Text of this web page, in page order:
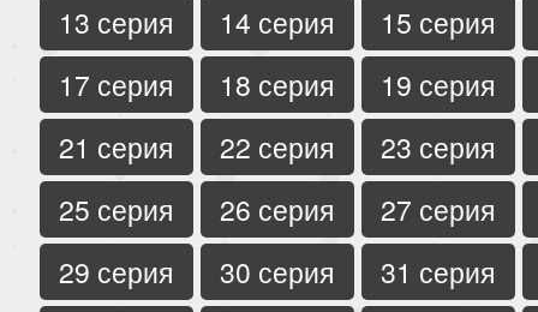
13 серия
14 серия
15 серия
17 серия
18 серия
19 серия
21 серия
22 серия
23 серия
25 серия
26 серия
27 серия
29 серия
30 серия
31 серия